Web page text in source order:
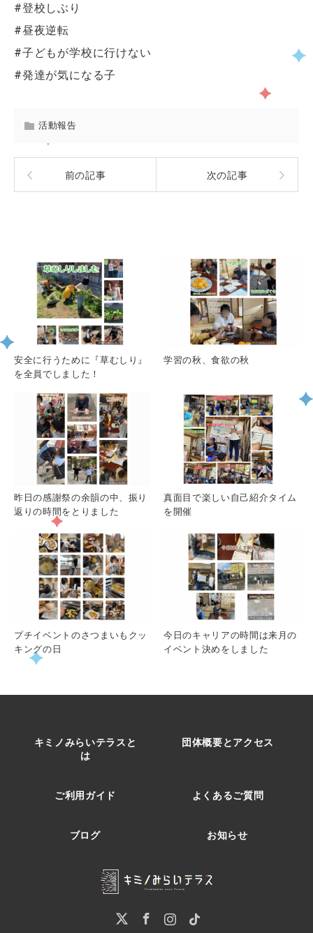
#登校しぶり
#昼夜逆転
#子どもが学校に行けない
#発達が気になる子
活動報告
前の記事 次の記事
安全に行うために『草むしり』
を全員でしました！
学習の秋、食欲の秋
昨日の感謝祭の余韻の中、振り
返りの時間をとりました
真面目で楽しい自己紹介タイム
を開催
プチイベントのさつまいもクッ
キングの日
今日のキャリアの時間は来月の
イベント決めをしました
キミノみらいテラスと
は
団体概要とアクセス
ご利用ガイド よくあるご質問
ブログ お知らせ
InstagramPinterest